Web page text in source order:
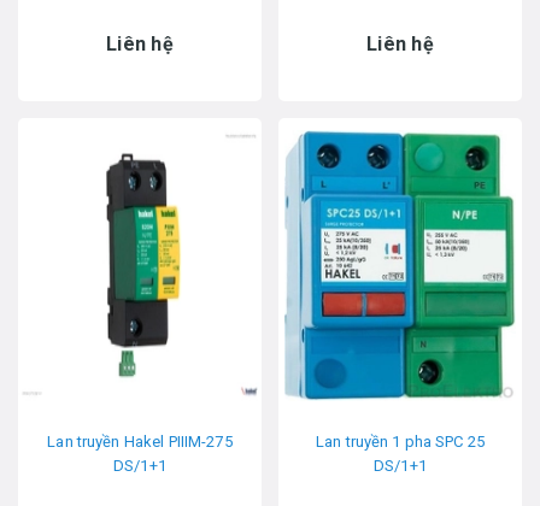
Liên hệ Liên hệ
Lan truyền Hakel PIIIM-275
DS/1+1
Lan truyền 1 pha SPC 25
DS/1+1